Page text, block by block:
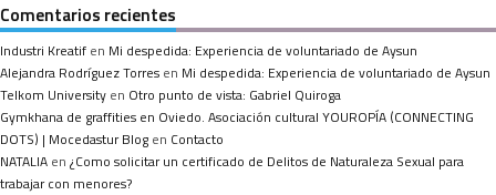
Comentarios recientes
Industri Kreatif en Mi despedida: Experiencia de voluntariado de Aysun
Alejandra Rodríguez Torres en Mi despedida: Experiencia de voluntariado de Aysun
Telkom University en Otro punto de vista: Gabriel Quiroga
Gymkhana de graffities en Oviedo. Asociación cultural YOUROPÍA (CONNECTING
DOTS) | Mocedastur Blog en Contacto
NATALIA en ¿Como solicitar un certificado de Delitos de Naturaleza Sexual para
trabajar con menores?